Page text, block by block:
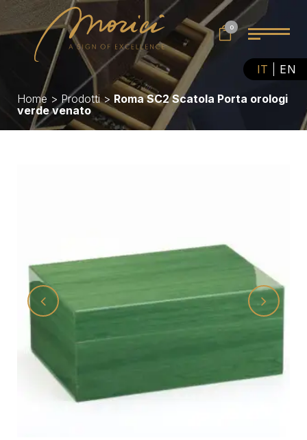
IT EN
0
Home > Prodotti> Roma SC2 Scatola Porta orologi
verde venato